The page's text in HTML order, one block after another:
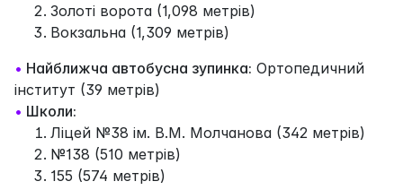
Золоті ворота (1,098 метрів)
Вокзальна (1,309 метрів)
• Найближча автобусна зупинка: Ортопедичний
інститут (39 метрів)
• Школи:
Ліцей №38 ім. В.М. Молчанова (342 метрів)
№138 (510 метрів)
155 (574 метрів)